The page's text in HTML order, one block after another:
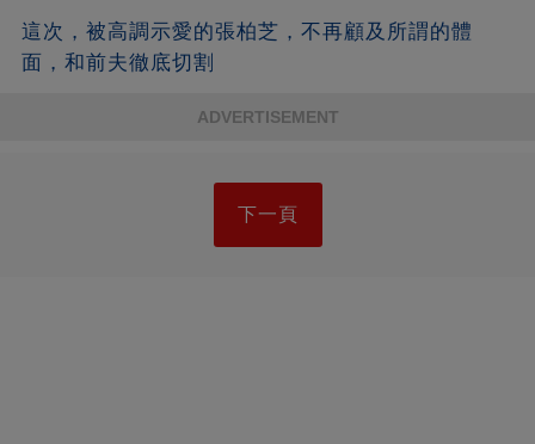
這次，被高調示愛的張柏芝，不再顧及所謂的體
面，和前夫徹底切割
ADVERTISEMENT
下一頁